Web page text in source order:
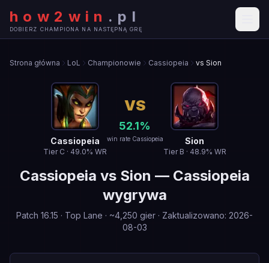
how2win . pl
DOBIERZ CHAMPIONA NA NASTĘPNĄ GRĘ
Strona główna LoL Championowie Cassiopeia vs Sion
Cassiopeia
Tier C · 49.0% WR
VS
52.1%
win rate Cassiopeia Sion
Tier B · 48.9% WR
Cassiopeia vs Sion — Cassiopeia
wygrywa
Patch 16.15 · Top Lane · ~4,250 gier · Zaktualizowano: 2026-
08-03